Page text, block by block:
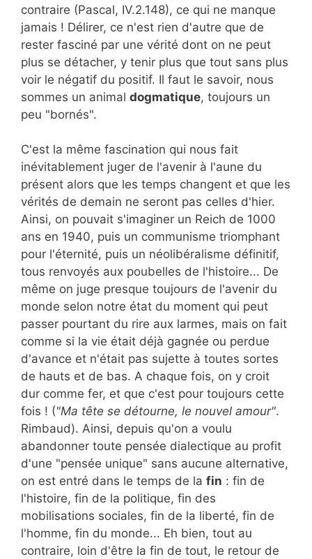
contraire (Pascal, IV.2.148), ce qui ne manque
jamais ! Délirer, ce n'est rien d'autre que de
rester fasciné par une vérité dont on ne peut
plus se détacher, y tenir plus que tout sans plus
voir le négatif du positif. Il faut le savoir, nous
sommes un animal dogmatique, toujours un
peu "bornés".
C'est la même fascination qui nous fait
inévitablement juger de l'avenir à l'aune du
présent alors que les temps changent et que les
vérités de demain ne seront pas celles d'hier.
Ainsi, on pouvait s'imaginer un Reich de 1000
ans en 1940, puis un communisme triomphant
pour l'éternité, puis un néolibéralisme définitif,
tous renvoyés aux poubelles de l'histoire... De
même on juge presque toujours de l'avenir du
monde selon notre état du moment qui peut
passer pourtant du rire aux larmes, mais on fait
comme si la vie était déjà gagnée ou perdue
d'avance et n'était pas sujette à toutes sortes
de hauts et de bas. A chaque fois, on y croit
dur comme fer, et que c'est pour toujours cette
fois ! ("Ma tête se détourne, le nouvel amour".
Rimbaud). Ainsi, depuis qu'on a voulu
abandonner toute pensée dialectique au profit
d'une "pensée unique" sans aucune alternative,
on est entré dans le temps de la fin : fin de
l'histoire, fin de la politique, fin des
mobilisations sociales, fin de la liberté, fin de
l'homme, fin du monde... Eh bien, tout au
contraire, loin d'être la fin de tout, le retour de